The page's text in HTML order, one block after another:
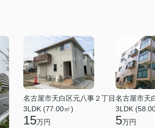
名古屋市天白区元八事２丁目
3LDK (77.00㎡)
15万円
名古屋市天
3LDK
5万円